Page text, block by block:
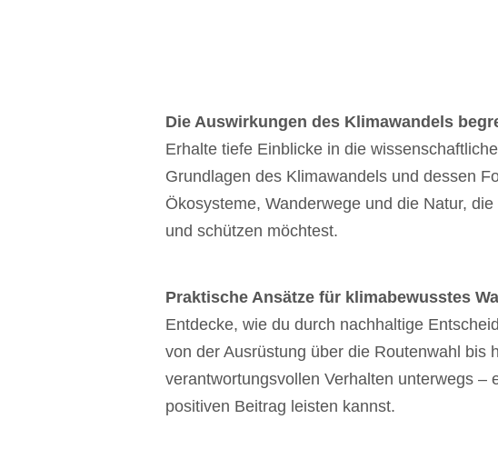
Die Auswirkungen des Klimawandels
Erhalte tiefe Einblicke in die
Grundlagen des Klimawandels und dessen
Ökosysteme, Wanderwege und die Natur,
und schützen möchtest.
Praktische Ansätze für klimabewusstes
Entdecke, wie du durch nachhaltige
von der Ausrüstung über die Routenwahl bis
verantwortungsvollen Verhalten unterwegs –
positiven Beitrag leisten kannst.